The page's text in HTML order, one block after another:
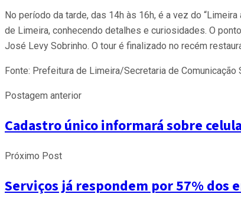
No período da tarde, das 14h às 16h, é a vez do
de Limeira, conhecendo detalhes e curiosidades. O
José Levy Sobrinho. O tour é finalizado no recém
Fonte: Prefeitura de Limeira/Secretaria de Comunicação
Postagem anterior
Cadastro único informará sobre
Próximo Post
Serviços já respondem por 57% dos